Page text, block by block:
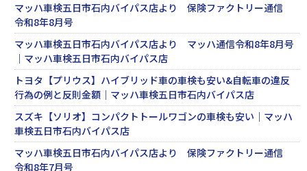
マッハ車検五日市石内バイパス店より 保険ファクトリー通信
令和8年8月号
マッハ車検五日市石内バイパス店より マッハ通信令和8年8月号
｜マッハ車検五日市石内バイパス店
トヨタ【プリウス】ハイブリッド車の車検も安い&自転車の違反
行為の例と反則金額｜マッハ車検五日市石内バイパス店
スズキ【ソリオ】コンパクトトールワゴンの車検も安い｜マッハ
車検五日市石内バイパス店
マッハ車検五日市石内バイパス店より 保険ファクトリー通信
令和8年7月号